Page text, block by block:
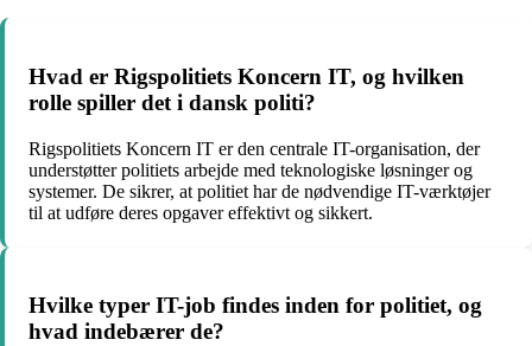
Hvad er Rigspolitiets Koncern IT, og hvilken
rolle spiller det i dansk politi?
Rigspolitiets Koncern IT er den centrale IT-organisation, der
understøtter politiets arbejde med teknologiske løsninger og
systemer. De sikrer, at politiet har de nødvendige IT-værktøjer
til at udføre deres opgaver effektivt og sikkert.
Hvilke typer IT-job findes inden for politiet, og
hvad indebærer de?